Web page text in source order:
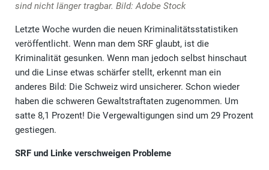
sind nicht länger tragbar. Bild: Adobe Stock
Letzte Woche wurden die neuen Kriminalitätsstatistiken
veröffentlicht. Wenn man dem SRF glaubt, ist die
Kriminalität gesunken. Wenn man jedoch selbst hinschaut
und die Linse etwas schärfer stellt, erkennt man ein
anderes Bild: Die Schweiz wird unsicherer. Schon wieder
haben die schweren Gewaltstraftaten zugenommen. Um
satte 8,1 Prozent! Die Vergewaltigungen sind um 29 Prozent
gestiegen.
SRF und Linke verschweigen Probleme